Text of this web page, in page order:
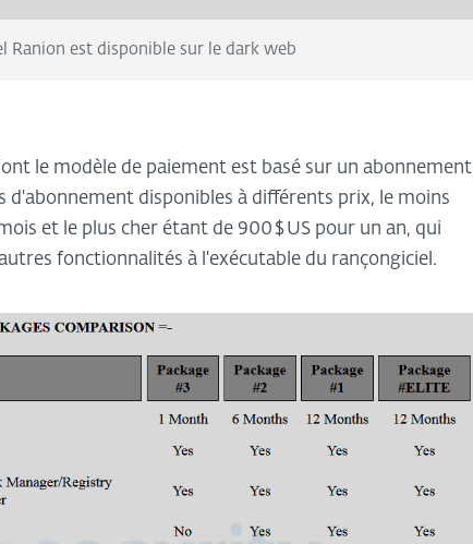
Ranion est disponible sur le dark web
le modèle de paiement est basé sur un abonnement
d'abonnement disponibles à différents prix, le moins
et le plus cher étant de 900 $ US pour un an, qui
fonctionnalités à l'exécutable du rançongiciel.